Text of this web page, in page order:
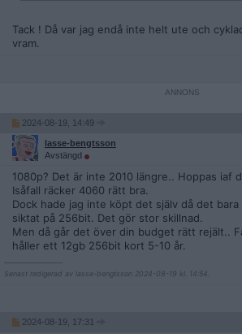
Tack ! Då var jag endå inte helt ute och
vram.
2024-08-19, 14:49
lasse-bengtsson
Avstängd
1080p? Det är inte 2010 längre.. Hoppas iaf
Isåfall räcker 4060 rätt bra.
Dock hade jag inte köpt det själv då det
siktat på 256bit. Det gör stor skillnad.
Men då går det över din budget rätt rejält..
håller ett 12gb 256bit kort 5-10 år.
Senast redigerad av lasse-bengtsson 2024-08-19 kl. 14:54.
2024-08-19, 17:31